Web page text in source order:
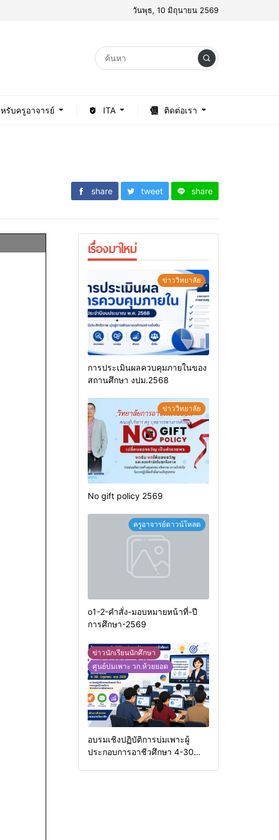
วันพุธ, 10 มิถุนายน 2569
รับครูอาจารย์ ITA ติดต่อเรา
share tweet share
เรื่องมาใหม่
ข่าววิทยาลัย
การประเมินผลควบคุมภายในของ
สถานศึกษา งปม.2568
ข่าววิทยาลัย
No gift policy 2569
ครูอาจารย์ดาวน์โหลด
o1-2-คำสั่ง-มอบหมายหน้าที่-ปี
การศึกษา-2569
ข่าวนักเรียนนักศึกษา
ศูนย์บ่มเพาะ วก.ห้วยยอด
อบรมเชิงปฏิบัติการบ่มเพาะผู้
ประกอบการอาชีวศึกษา 4-30